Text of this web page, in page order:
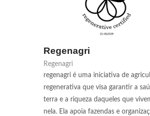
Regenagri
Regenagri
regenagri é uma iniciativa de
regenerativa que visa garantir a
terra e a riqueza daqueles que
nela. Ela apoia fazendas e